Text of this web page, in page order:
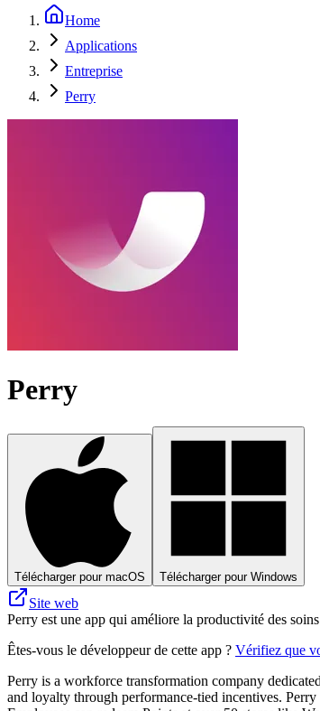
Home
Applications
Entreprise
Perry
Perry
Télécharger pour macOS Télécharger pour Windows
Site web
Perry est une app qui améliore la productivité des
Êtes-vous le développeur de cette app ? Vérifiez que
Perry is a workforce transformation company
and loyalty through performance-tied incentives.